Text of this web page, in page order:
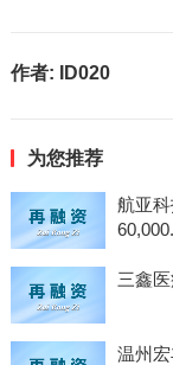
作者: ID020
为您推荐
航亚
三鑫
温州